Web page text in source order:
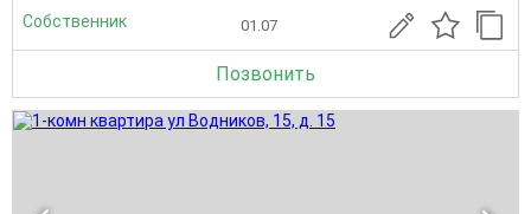
Собственник 01.07
Позвонить